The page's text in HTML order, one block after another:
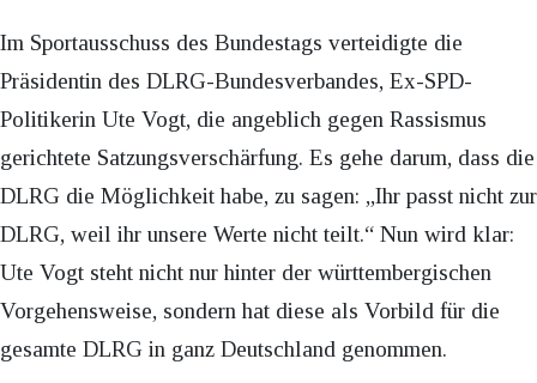
Im Sportausschuss des Bundestags verteidigte die
Präsidentin des DLRG-Bundesverbandes, Ex-SPD-
Politikerin Ute Vogt, die angeblich gegen Rassismus
gerichtete Satzungsverschärfung. Es gehe darum, dass die
DLRG die Möglichkeit habe, zu sagen: „Ihr passt nicht zur
DLRG, weil ihr unsere Werte nicht teilt.“ Nun wird klar:
Ute Vogt steht nicht nur hinter der württembergischen
Vorgehensweise, sondern hat diese als Vorbild für die
gesamte DLRG in ganz Deutschland genommen.